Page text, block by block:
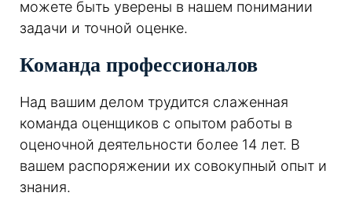
можете быть уверены в нашем понимании
задачи и точной оценке.
Команда профессионалов
Над вашим делом трудится слаженная
команда оценщиков с опытом работы в
оценочной деятельности более 14 лет. В
вашем распоряжении их совокупный опыт и
знания.